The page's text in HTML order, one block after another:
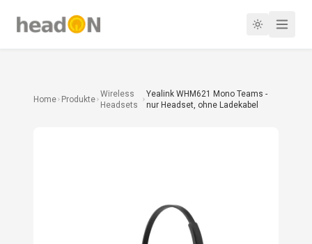
Home Produkte
Wireless
Headsets
Yealink WHM621 Mono Teams -
nur Headset, ohne Ladekabel